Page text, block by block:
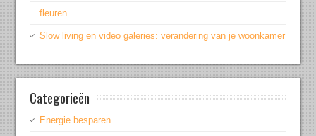
fleuren
Slow living en video galeries: verandering van je woonkamer
Categorieën
Energie besparen